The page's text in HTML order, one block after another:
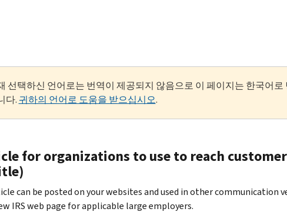
선택하신 언어로는 번역이 제공되지 않음으로 이 페이지는 한국어로
다. 귀하의 언어로 도움을 받으십시오.
for organizations to use to reach
can be posted on your websites and used in other communication
IRS web page for applicable large employers.